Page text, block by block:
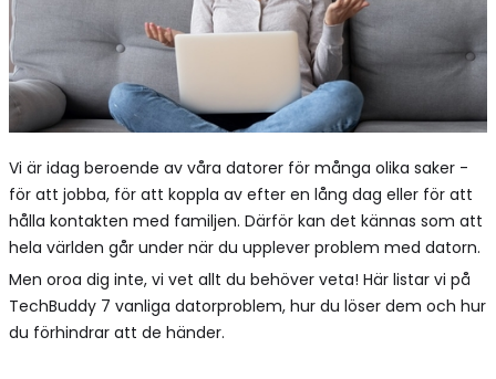
Vi är idag beroende av våra datorer för många olika saker -
för att jobba, för att koppla av efter en lång dag eller för att
hålla kontakten med familjen. Därför kan det kännas som att
hela världen går under när du upplever problem med datorn.
Men oroa dig inte, vi vet allt du behöver veta! Här listar vi på
TechBuddy 7 vanliga datorproblem, hur du löser dem och hur
du förhindrar att de händer.